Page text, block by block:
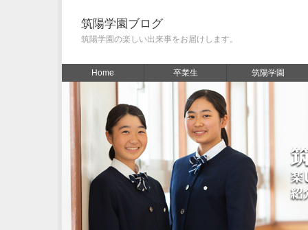
筑陽学園ブログ
筑陽学園の楽しい出来事をお届けします。
Home 卒業生 筑陽学園